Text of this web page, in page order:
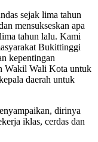
sejak lima tahun
mensukseskan apa
tahun lalu. Kami
Bukittinggi
kepentingan
Wakil Wali Kota untuk
daerah untuk
dirinya
iklas, cerdas dan